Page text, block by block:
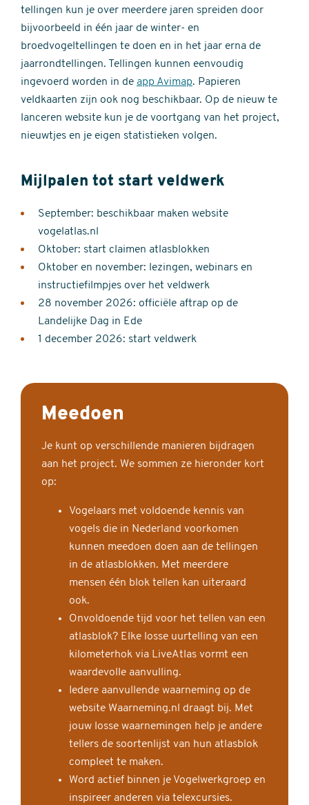
tellingen kun je over meerdere jaren spreiden door
bijvoorbeeld in één jaar de winter- en
broedvogeltellingen te doen en in het jaar erna de
jaarrondtellingen. Tellingen kunnen eenvoudig
ingevoerd worden in de app Avimap. Papieren
veldkaarten zijn ook nog beschikbaar. Op de nieuw te
lanceren website kun je de voortgang van het project,
nieuwtjes en je eigen statistieken volgen.
Mijlpalen tot start veldwerk
September: beschikbaar maken website
vogelatlas.nl
Oktober: start claimen atlasblokken
Oktober en november: lezingen, webinars en
instructiefilmpjes over het veldwerk
28 november 2026: officiële aftrap op de
Landelijke Dag in Ede
1 december 2026: start veldwerk
Meedoen
Je kunt op verschillende manieren bijdragen
aan het project. We sommen ze hieronder kort
op:
Vogelaars met voldoende kennis van
vogels die in Nederland voorkomen
kunnen meedoen doen aan de tellingen
in de atlasblokken. Met meerdere
mensen één blok tellen kan uiteraard
ook.
Onvoldoende tijd voor het tellen van een
atlasblok? Elke losse uurtelling van een
kilometerhok via LiveAtlas vormt een
waardevolle aanvulling.
Iedere aanvullende waarneming op de
website Waarneming.nl draagt bij. Met
jouw losse waarnemingen help je andere
tellers de soortenlijst van hun atlasblok
compleet te maken.
Word actief binnen je Vogelwerkgroep en
inspireer anderen via telexcursies.